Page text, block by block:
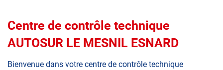
Centre de contrôle technique
AUTOSUR LE MESNIL ESNARD
Bienvenue dans votre centre de contrôle technique